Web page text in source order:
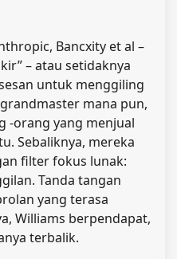
Bancxity et al –
– atau setidaknya
untuk menggiling
mana pun,
-orang yang menjual
Sebaliknya, mereka
filter fokus lunak:
Tanda tangan
yang terasa
Williams berpendapat,
terbalik.